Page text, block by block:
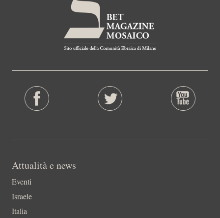
Attualità e news
Eventi
Israele
Italia